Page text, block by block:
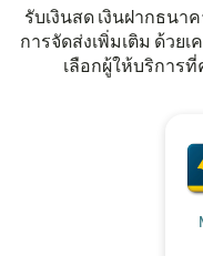
รับเงินสด เงินฝากธนา
การจัดส่งเพิ่มเติม ด้วยเ
เลือกผู้ให้บริการ